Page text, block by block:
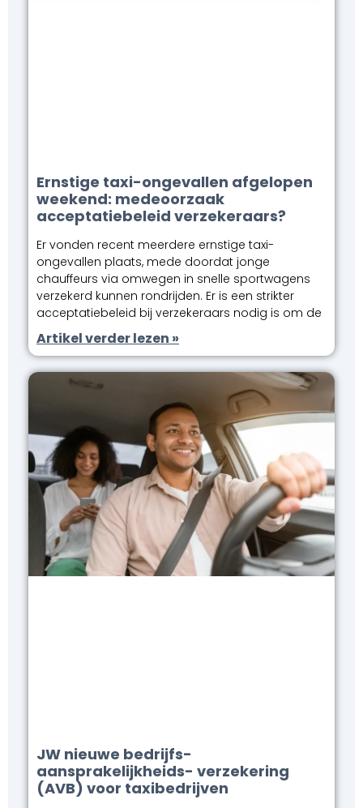
Ernstige taxi-ongevallen afgelopen
weekend: medeoorzaak
acceptatiebeleid verzekeraars?
Er vonden recent meerdere ernstige taxi-
ongevallen plaats, mede doordat jonge
chauffeurs via omwegen in snelle sportwagens
verzekerd kunnen rondrijden. Er is een strikter
acceptatiebeleid bij verzekeraars nodig is om de
Artikel verder lezen »
JW nieuwe bedrijfs-
aansprakelijkheids- verzekering
(AVB) voor taxibedrijven